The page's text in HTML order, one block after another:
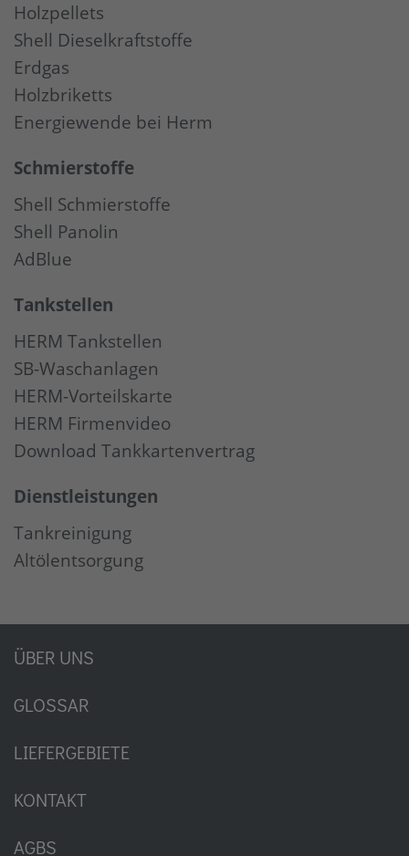
Holzpellets
Shell Dieselkraftstoffe
Erdgas
Holzbriketts
Energiewende bei Herm
Schmierstoffe
Shell Schmierstoffe
Shell Panolin
AdBlue
Tankstellen
HERM Tankstellen
SB-Waschanlagen
HERM-Vorteilskarte
HERM Firmenvideo
Download Tankkartenvertrag
Dienstleistungen
Tankreinigung
Altölentsorgung
ÜBER UNS
GLOSSAR
LIEFERGEBIETE
KONTAKT
AGBS